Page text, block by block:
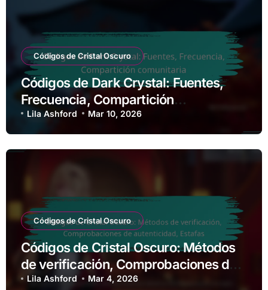
Códigos de Cristal Oscuro
Códigos de Dark Crystal: Fuentes,
Frecuencia, Compartición
comunitaria
Lila Ashford Mar 10, 2026
Códigos de Cristal Oscuro
Códigos de Cristal Oscuro: Métodos
de verificación, Comprobaciones de
autenticidad, Estafas
Lila Ashford Mar 4, 2026